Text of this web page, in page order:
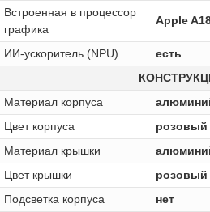
Встроенная в процессор
графика
Apple
ИИ-ускоритель (NPU)
есть
Материал корпуса
Цвет корпуса
розовый
Материал крышки
Цвет крышки
розовый
Подсветка корпуса
нет